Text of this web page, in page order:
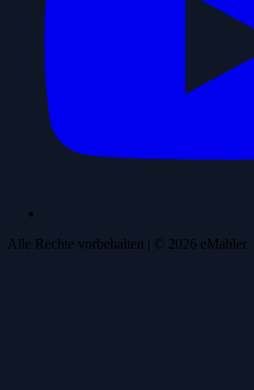
Alle Rechte vorbehalten | © 2026 eMabler